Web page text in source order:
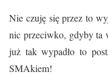
Nie czuję się przez to
nic przeciwko, gdyby ta
już tak wypadło to
SMAkiem!